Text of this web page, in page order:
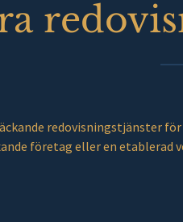
redovisningstjänster
företag eller en etablerad